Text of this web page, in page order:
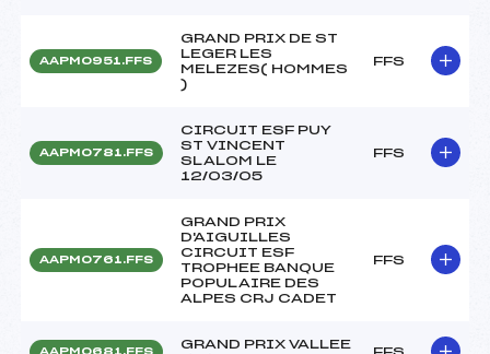
AAPM0951.FFS
GRAND PRIX DE ST
LEGER LES
MELEZES( HOMMES
)
FFS
AAPM0781.FFS
CIRCUIT ESF PUY
ST VINCENT
SLALOM LE
12/03/05
FFS
AAPM0761.FFS
GRAND PRIX
D'AIGUILLES
CIRCUIT ESF
TROPHEE BANQUE
POPULAIRE DES
ALPES CRJ CADET
FFS
AAPM0681.FFS
GRAND PRIX VALLEE
FFS